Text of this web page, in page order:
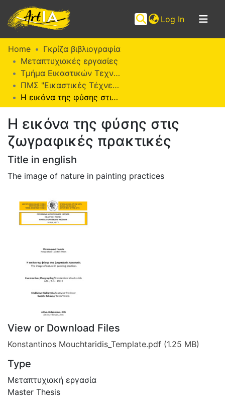
Log In (current)
Communities
Collections
Browse ArtIA
Statistics
Home
Γκρίζα βιβλιογραφία
Μεταπτυχιακές εργασίες
Τμήμα Εικαστικών Τεχνών
ΠΜΣ "Εικαστικές Τέχνες" (ΜΕΤ)
H εικόνα της φύσης στις ζωγραφικές πρακτικές
H εικόνα της φύσης στις
ζωγραφικές πρακτικές
Title in english
The image of nature in painting practices
View or Download Files
Konstantinos Mouchtaridis_Template.pdf (1.25 MB)
Type
Μεταπτυχιακή εργασία
Master Thesis